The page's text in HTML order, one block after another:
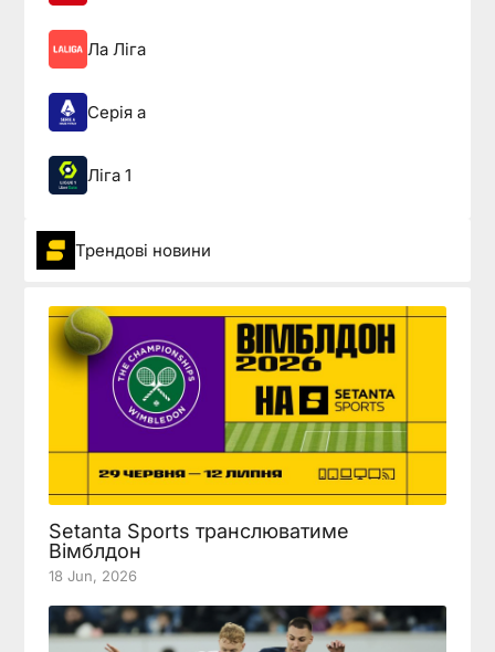
Ла Ліга
Серія а
Ліга 1
Трендові новини
Setanta Sports транслюватиме
Вімблдон
18 Jun, 2026